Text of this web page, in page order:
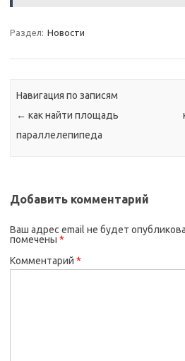
Раздел: Новости
Навигация по записям
← как найти площадь
параллелепипеда
Добавить комментарий
Ваш адрес email не будет
помечены *
Комментарий *